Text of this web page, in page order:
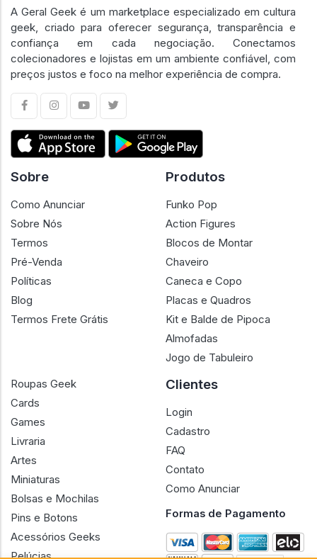
A Geral Geek é um marketplace especializado em cultura
geek, criado para oferecer segurança, transparência e
confiança em cada negociação. Conectamos
colecionadores e lojistas em um ambiente confiável, com
preços justos e foco na melhor experiência de compra.
Sobre
Como Anunciar
Sobre Nós
Termos
Pré-Venda
Políticas
Blog
Termos Frete Grátis
Produtos
Funko Pop
Action Figures
Blocos de Montar
Chaveiro
Caneca e Copo
Placas e Quadros
Kit e Balde de Pipoca
Almofadas
Jogo de Tabuleiro
Roupas Geek
Cards
Games
Livraria
Artes
Miniaturas
Bolsas e Mochilas
Pins e Botons
Acessórios Geeks
Pelúcias
Clientes
Login
Cadastro
FAQ
Contato
Como Anunciar
Formas de Pagamento